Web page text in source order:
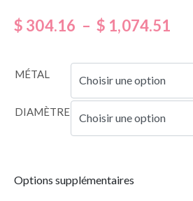
$ 304.16 – $ 1,074.51
MÉTAL
DIAMÈTRE
Options supplémentaires